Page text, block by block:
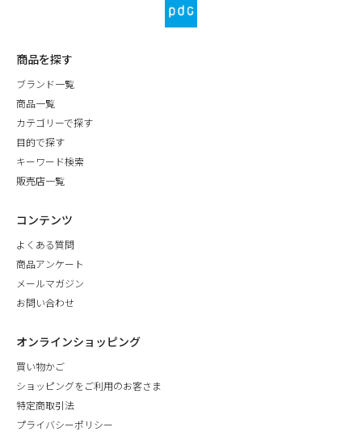
商品を探す
ブランド一覧
商品一覧
カテゴリーで探す
目的で探す
キーワード検索
販売店一覧
コンテンツ
よくある質問
商品アンケート
メールマガジン
お問い合わせ
オンラインショッピング
買い物かご
ショッピングをご利用のお客さま
特定商取引法
プライバシーポリシー